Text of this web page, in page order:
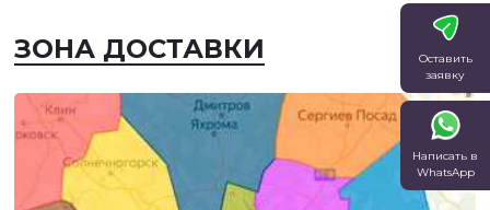
ЗОНА ДОСТАВКИ
Оставить
заявку
Написать в
WhatsApp